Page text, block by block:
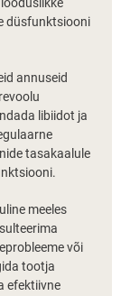
düsfunktsiooni
annuseid
libiidot ja
tasakaalule
meeles
või
tootja
efektiivne